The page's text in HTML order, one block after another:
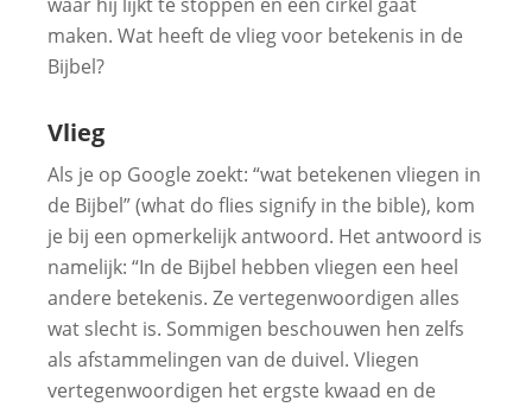
maken. Wat heeft de vlieg voor betekenis in de
Bijbel?
Vlieg
Als je op Google zoekt: “wat betekenen vliegen in
de Bijbel” (what do flies signify in the bible), kom
je bij een opmerkelijk antwoord. Het antwoord is
namelijk: “In de Bijbel hebben vliegen een heel
andere betekenis. Ze vertegenwoordigen alles
wat slecht is. Sommigen beschouwen hen zelfs
als afstammelingen van de duivel. Vliegen
vertegenwoordigen het ergste kwaad en de